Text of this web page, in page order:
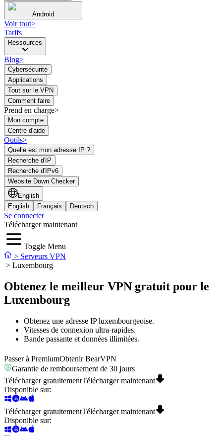
Android
Voir tout>
Tarifs
Ressources
Blog>
Cybersécurité
Applications
Tout sur le VPN
Comment faire
Prend en charge>
Mon compte
Centre d'aide
Outils>
Quelle est mon adresse IP ?
Recherche d'IP
Recherche d'IPv6
Website Down Checker
English
English
Français Deutsch
Se connecter
Télécharger maintenant
Toggle Menu
> Serveurs VPN
> Luxembourg
Obtenez le meilleur VPN gratuit pour le
Luxembourg
Obtenez une adresse IP luxembourgeoise.
Vitesses de connexion ultra-rapides.
Bande passante et données illimitées.
Passer à PremiumObtenir BearVPN
Garantie de remboursement de 30 jours
Télécharger gratuitementTélécharger maintenant
Disponible sur:
Télécharger gratuitementTélécharger maintenant
Disponible sur: